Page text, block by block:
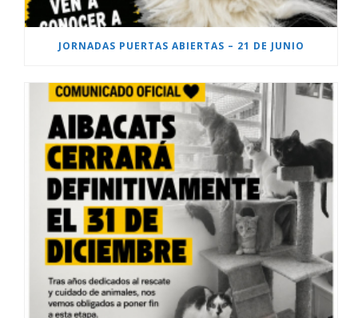
JORNADAS PUERTAS ABIERTAS – 21 DE JUNIO